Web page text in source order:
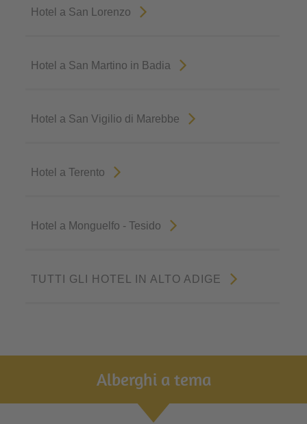
Hotel a San Lorenzo
Hotel a San Martino in Badia
Hotel a San Vigilio di Marebbe
Hotel a Terento
Hotel a Monguelfo - Tesido
TUTTI GLI HOTEL IN ALTO ADIGE
Alberghi a tema